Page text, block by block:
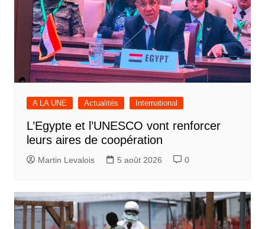
A LA UNE Actualités International
L’Egypte et l’UNESCO vont renforcer
leurs aires de coopération
Martin Levalois 5 août 2026 0